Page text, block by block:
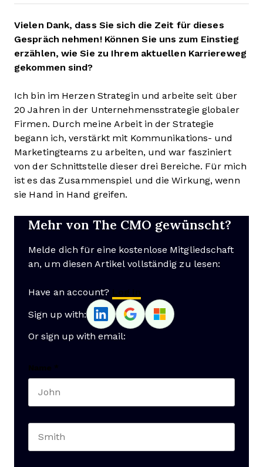
Vielen Dank, dass Sie sich die Zeit für dieses
Gespräch nehmen! Können Sie uns zum Einstieg
erzählen, wie Sie zu Ihrem aktuellen Karriereweg
gekommen sind?
Ich bin im Herzen Strategin und arbeite seit über
20 Jahren in der Unternehmensstrategie globaler
Firmen. Durch meine Arbeit in der Strategie
begann ich, verstärkt mit Kommunikations- und
Marketingteams zu arbeiten, und war fasziniert
von der Schnittstelle dieser drei Bereiche. Für mich
ist es das Zusammenspiel und die Wirkung, wenn
sie Hand in Hand greifen.
Mehr von The CMO gewünscht?
Melde dich für eine kostenlose Mitgliedschaft
an, um diesen Artikel vollständig zu lesen:
Have an account? Log In
Sign up with:
Or sign up with email:
Name *